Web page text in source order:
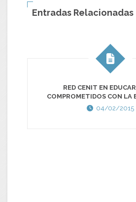
Entradas Relacionadas
RED CENIT EN
COMPROMETIDOS CON LA
04/02/2015